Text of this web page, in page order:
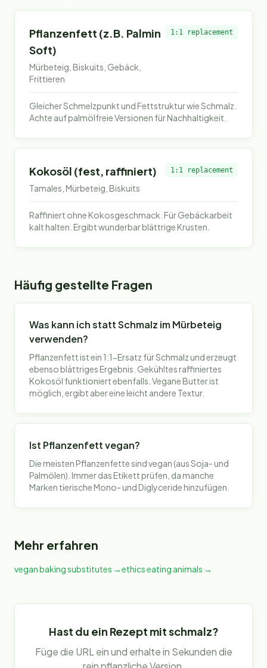
Pflanzenfett (z.B. Palmin
Soft)
Mürbeteig, Biskuits, Gebäck,
Frittieren
1:1 replacement
Gleicher Schmelzpunkt und Fettstruktur wie Schmalz.
Achte auf palmölfreie Versionen für Nachhaltigkeit.
Kokosöl (fest, raffiniert)
Tamales, Mürbeteig, Biskuits
1:1 replacement
Raffiniert ohne Kokosgeschmack. Für Gebäckarbeit
kalt halten. Ergibt wunderbar blättrige Krusten.
Häufig gestellte Fragen
Was kann ich statt Schmalz im Mürbeteig
verwenden?
Pflanzenfett ist ein 1:1-Ersatz für Schmalz und erzeugt
ebenso blättriges Ergebnis. Gekühltes raffiniertes
Kokosöl funktioniert ebenfalls. Vegane Butter ist
möglich, ergibt aber eine leicht andere Textur.
Ist Pflanzenfett vegan?
Die meisten Pflanzenfette sind vegan (aus Soja- und
Palmölen). Immer das Etikett prüfen, da manche
Marken tierische Mono- und Diglyceride hinzufügen.
Mehr erfahren
vegan baking substitutes →ethics eating animals →
Hast du ein Rezept mitschmalz?
Füge die URL ein und erhalte in Sekunden die